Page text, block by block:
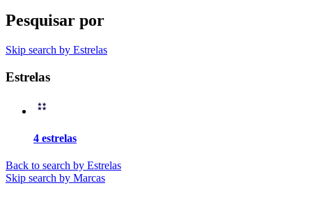
Pesquisar por
Skip search by Estrelas
Estrelas
4 estrelas
Back to search by Estrelas
Skip search by Marcas